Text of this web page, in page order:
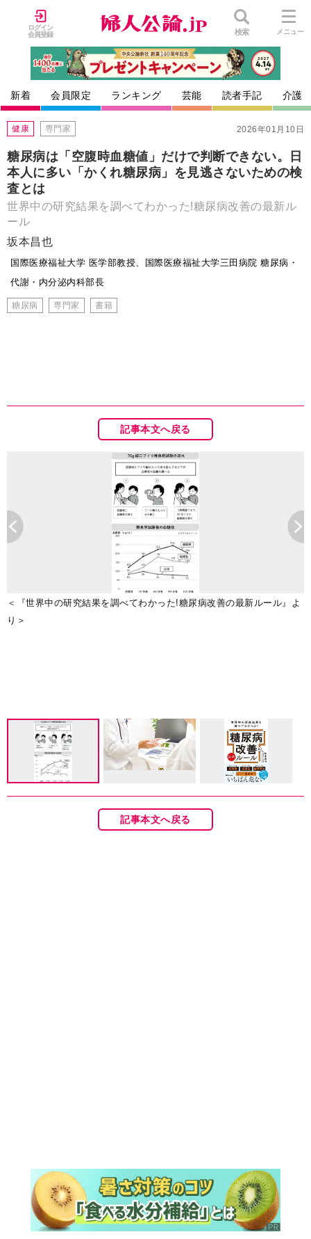
ログイン
会員登録
検索 メニュー
新着 会員限定 ランキング 芸能 読者手記 介護
2026年01月10日
健康 専門家
糖尿病は「空腹時血糖値」だけで判断できない。日
本人に多い「かくれ糖尿病」を見逃さないための検
査とは
世界中の研究結果を調べてわかった!糖尿病改善の最新ル
ール
坂本昌也
国際医療福祉大学 医学部教授、国際医療福祉大学三田病院 糖尿病・
代謝・内分泌内科部長
糖尿病 専門家 書籍
記事本文へ戻る
＜『世界中の研究結果を調べてわかった!糖尿病改善の最新ルール』よ
り＞
『Tシャツが乾くまで』第5話予告。心を
許しあう咲子と樹生。「もうすぐ一周忌
なんでそれが過ぎたら…」＜ネタバレあ
り＞